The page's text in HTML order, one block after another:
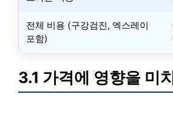
전체 비용 (구강검진, 엑스레이
포함)
3.1 가격에 영향을 미